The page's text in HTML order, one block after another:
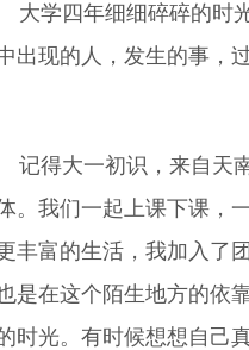
大学四年细细碎碎的时
出现的人，发生的事，
记得大一初识，来自天
。我们一起上课下课，
丰富的生活，我加入了
是在这个陌生地方的依
时光。有时候想想自己